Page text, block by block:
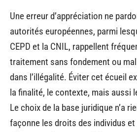
Une erreur d’appréciation ne
autorités européennes, parmi
CEPD et la CNIL, rappellent
traitement sans fondement ou
dans l’illégalité. Éviter cet écueil
la finalité, le contexte, mais aussi
Le choix de la base juridique n’a
façonne les droits des individus